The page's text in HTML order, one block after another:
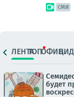
СМИ
ЛЕНТАТОПОФИЦ.
будет